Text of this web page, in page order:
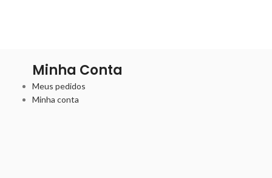
Minha Conta
Meus pedidos
Minha conta